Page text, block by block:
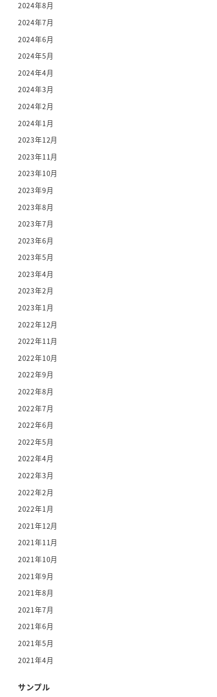
2024年8月
2024年7月
2024年6月
2024年5月
2024年4月
2024年3月
2024年2月
2024年1月
2023年12月
2023年11月
2023年10月
2023年9月
2023年8月
2023年7月
2023年6月
2023年5月
2023年4月
2023年2月
2023年1月
2022年12月
2022年11月
2022年10月
2022年9月
2022年8月
2022年7月
2022年6月
2022年5月
2022年4月
2022年3月
2022年2月
2022年1月
2021年12月
2021年11月
2021年10月
2021年9月
2021年8月
2021年7月
2021年6月
2021年5月
2021年4月
サンプル